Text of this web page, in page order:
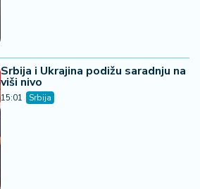
Srbija i Ukrajina podižu saradnju na
viši nivo
15:01 Srbija